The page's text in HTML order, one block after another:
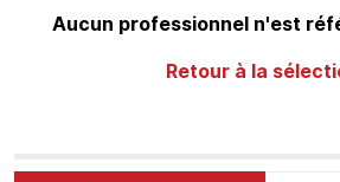
Aucun professionnel n'est
Retour à la